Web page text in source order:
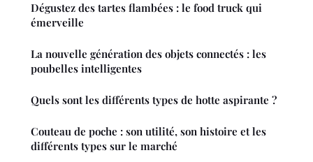
Dégustez des tartes flambées : le food truck qui
émerveille
La nouvelle génération des objets connectés : les
poubelles intelligentes
Quels sont les différents types de hotte aspirante ?
Couteau de poche : son utilité, son histoire et les
différents types sur le marché